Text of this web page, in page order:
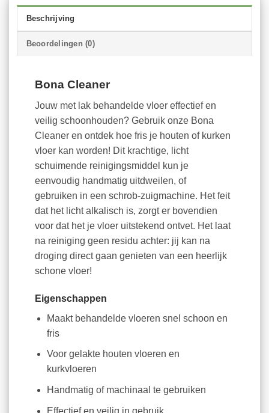
Beschrijving
Beoordelingen (0)
Bona Cleaner
Jouw met lak behandelde vloer effectief en
veilig schoonhouden? Gebruik onze Bona
Cleaner en ontdek hoe fris je houten of kurken
vloer kan worden! Dit krachtige, licht
schuimende reinigingsmiddel kun je
eenvoudig handmatig uitdweilen, of
gebruiken in een schrob-zuigmachine. Het feit
dat het licht alkalisch is, zorgt er bovendien
voor dat het je vloer uitstekend ontvet. Het laat
na reiniging geen residu achter: jij kan na
droging direct gaan genieten van een heerlijk
schone vloer!
Eigenschappen
Maakt behandelde vloeren snel schoon en
fris
Voor gelakte houten vloeren en
kurkvloeren
Handmatig of machinaal te gebruiken
Effectief en veilig in gebruik